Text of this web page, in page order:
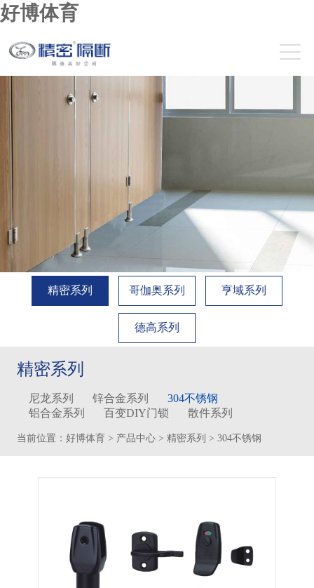
好博体育
精密系列 哥伽奥系列 亨域系列
德高系列
精密系列
尼龙系列 锌合金系列
304不锈钢
铝合金系列
百变DIY门锁 散件系列
当前位置： 好博体育 > 产品中心> 精密系列 > 304不锈钢